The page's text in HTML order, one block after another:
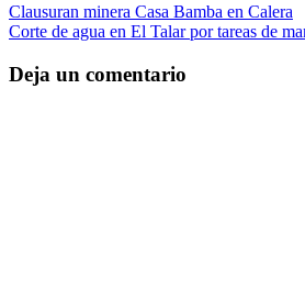
Clausuran minera Casa Bamba en Calera
Corte de agua en El Talar por tareas de
Deja un comentario